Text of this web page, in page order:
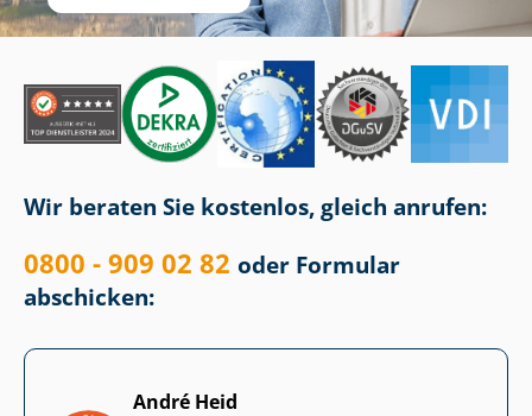
Wir beraten Sie kostenlos, gleich anrufen:
0800 - 909 02 82 oder Formular
abschicken:
André Heid